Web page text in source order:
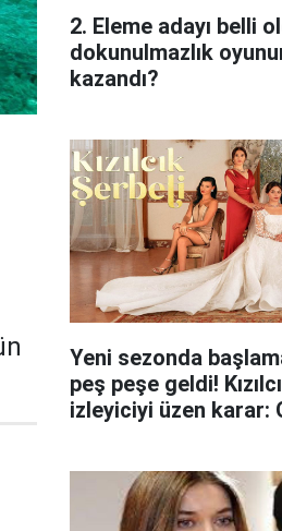
2. Eleme adayı belli
dokunulmazlık
kazandı?
Yeni sezonda
peş peşe geldi!
izleyiciyi üzen karar: